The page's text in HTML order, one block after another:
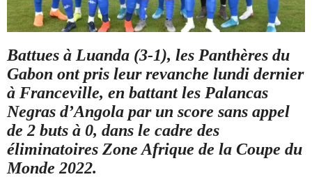
Battues à Luanda (3-1), les Panthères du
Gabon ont pris leur revanche lundi dernier
à Franceville, en battant les Palancas
Negras d’Angola par un score sans appel
de 2 buts à 0, dans le cadre des
éliminatoires Zone Afrique de la Coupe du
Monde 2022.